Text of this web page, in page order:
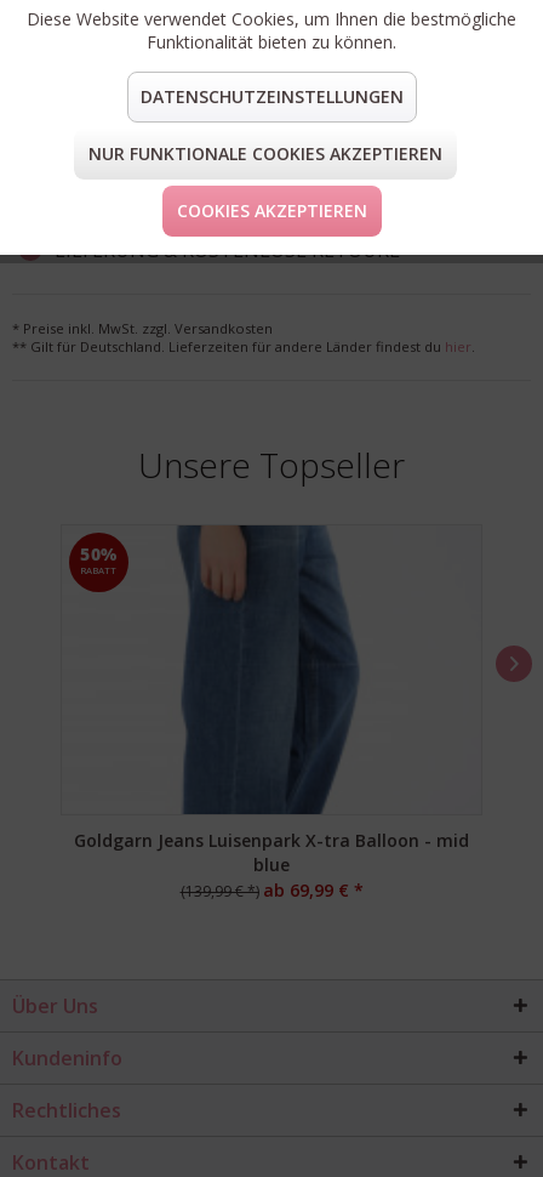
Artikel-Nr.:
W5-Y-Y5WI07-K92-1
53% Polyester, 43% Wolle, 4% Elasthan; Innen:
62% Acetat, 38% Polyester
teilen
pin it mail teilen
FORM & GRÖSSE
LIEFERUNG & KOSTENLOSE RETOURE
* Preise inkl. MwSt. zzgl. Versandkosten
** Gilt für Deutschland. Lieferzeiten für andere Länder findest du hier.
Unsere Topseller
50%
RABATT
Goldgarn Jeans Luisenpark X-tra Balloon - mid
blue
(139,99 € *) ab 69,99 € *
Über Uns
Kundeninfo
Rechtliches
Kontakt
Diese Website verwendet Cookies, um Ihnen die bestmögliche
Funktionalität bieten zu können.
DATENSCHUTZEINSTELLUNGEN
NUR FUNKTIONALE COOKIES AKZEPTIEREN
COOKIES AKZEPTIEREN